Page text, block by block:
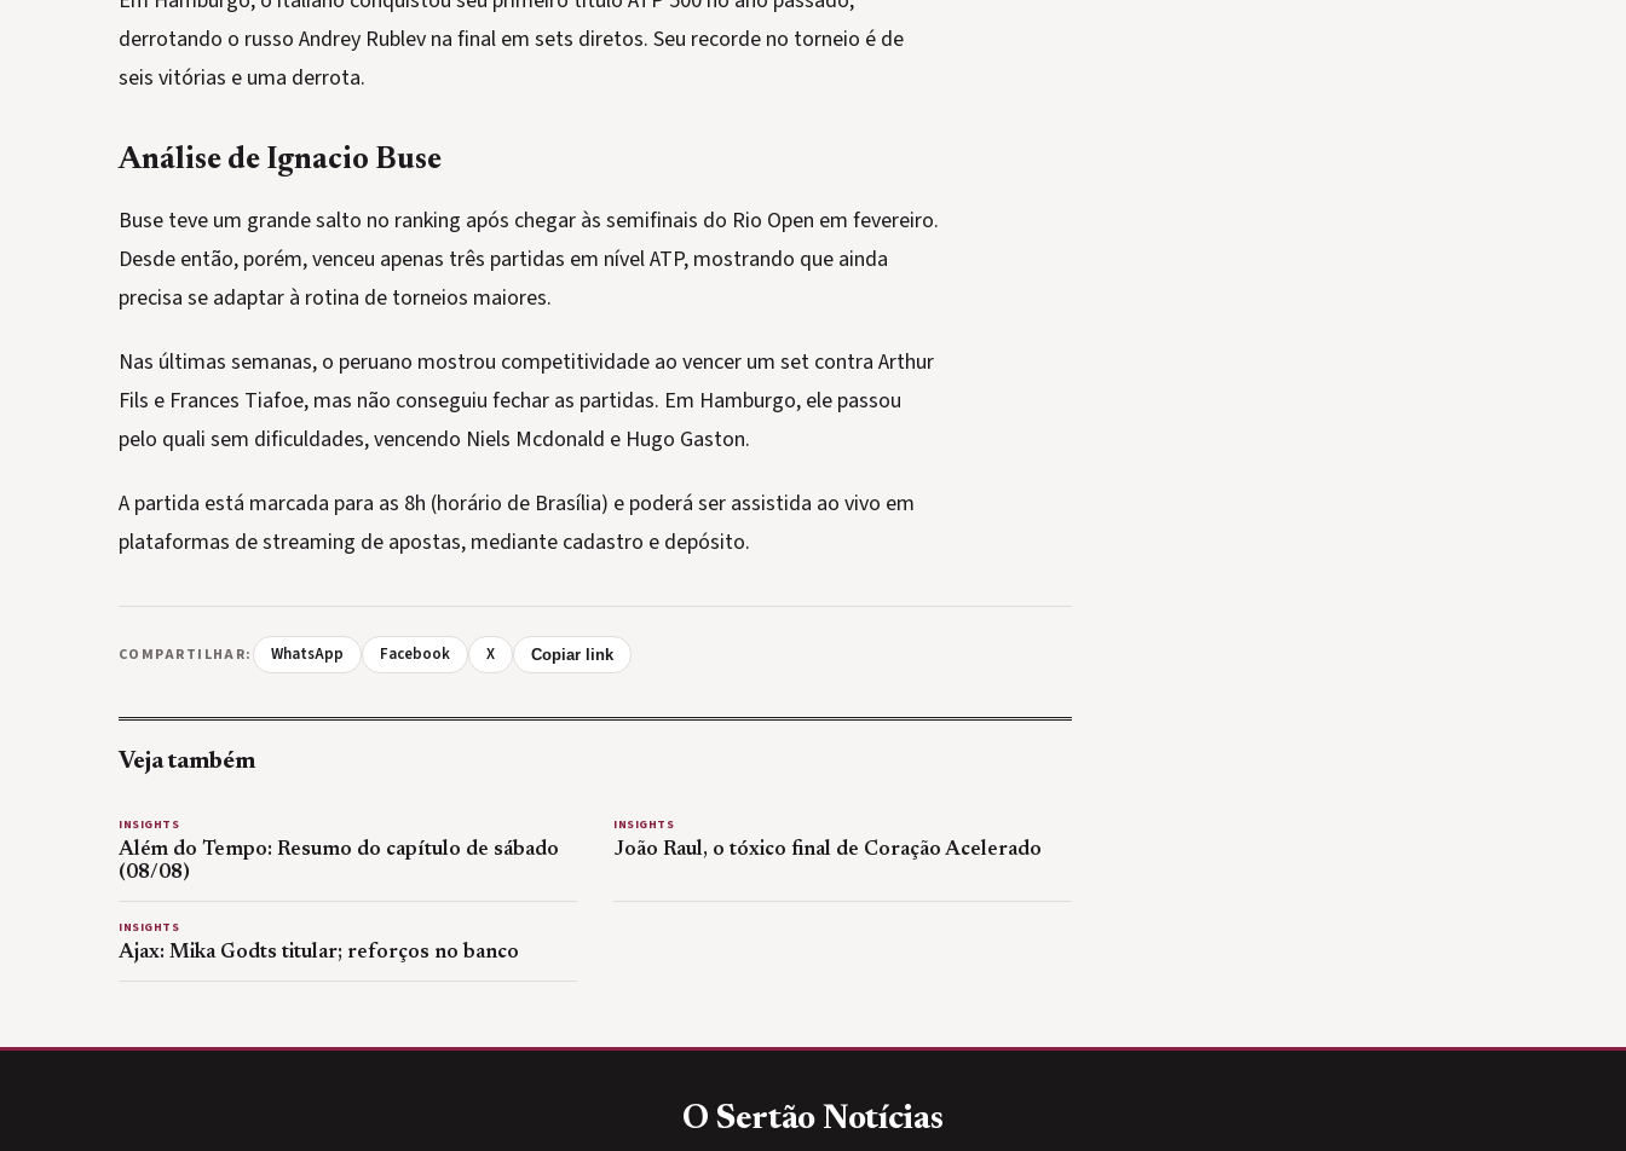
derrotando o russo Andrey Rublev na final em sets diretos. Seu recorde no torneio é de
seis vitórias e uma derrota.
Análise de Ignacio Buse
Buse teve um grande salto no ranking após chegar às semifinais do Rio Open em fevereiro.
Desde então, porém, venceu apenas três partidas em nível ATP, mostrando que ainda
precisa se adaptar à rotina de torneios maiores.
Nas últimas semanas, o peruano mostrou competitividade ao vencer um set contra Arthur
Fils e Frances Tiafoe, mas não conseguiu fechar as partidas. Em Hamburgo, ele passou
pelo quali sem dificuldades, vencendo Niels Mcdonald e Hugo Gaston.
A partida está marcada para as 8h (horário de Brasília) e poderá ser assistida ao vivo em
plataformas de streaming de apostas, mediante cadastro e depósito.
COMPARTILHAR: WhatsApp Facebook X Copiar link
Veja também
INSIGHTS
Além do Tempo: Resumo do capítulo de sábado
(08/08)
INSIGHTS
João Raul, o tóxico final de Coração Acelerado
INSIGHTS
Ajax: Mika Godts titular; reforços no banco
O Sertão Notícias